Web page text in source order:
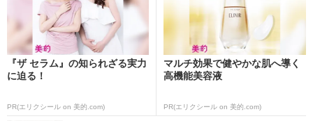
『ザ セラム』の知られざる実力
に迫る！
PR(エリクシール on 美的.com)
マルチ効果で健やかな肌へ導く
高機能美容液
PR(エリクシール on 美的.com)